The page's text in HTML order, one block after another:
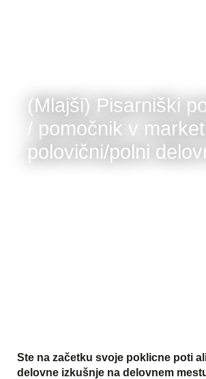
(Mlajši) Pisarniški
/ pomočnik v
polovični/polni
Ste na začetku svoje poklicne poti
delovne izkušnje na delovnem